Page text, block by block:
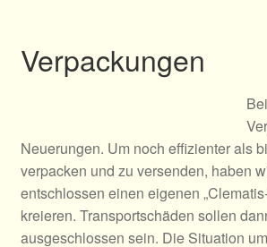
Verpackungen
Neuerungen. Um noch effizienter als
verpacken und zu versenden, haben
entschlossen einen eigenen
kreieren. Transportschäden sollen
ausgeschlossen sein. Die Situation